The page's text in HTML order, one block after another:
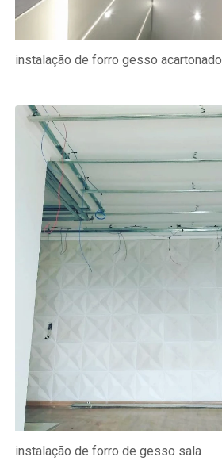
instalação de forro gesso acartonado
instalação de forro de gesso sala